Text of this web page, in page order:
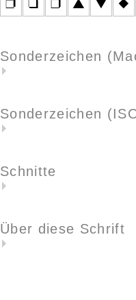
Sonderzeichen
Sonderzeichen
Schnitte
Über diese Schrift